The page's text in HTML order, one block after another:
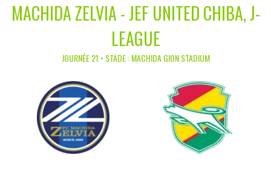
MACHIDA ZELVIA - JEF UNITED CHIBA, J-
LEAGUE
JOURNÉE 21 • STADE : MACHIDA GION STADIUM